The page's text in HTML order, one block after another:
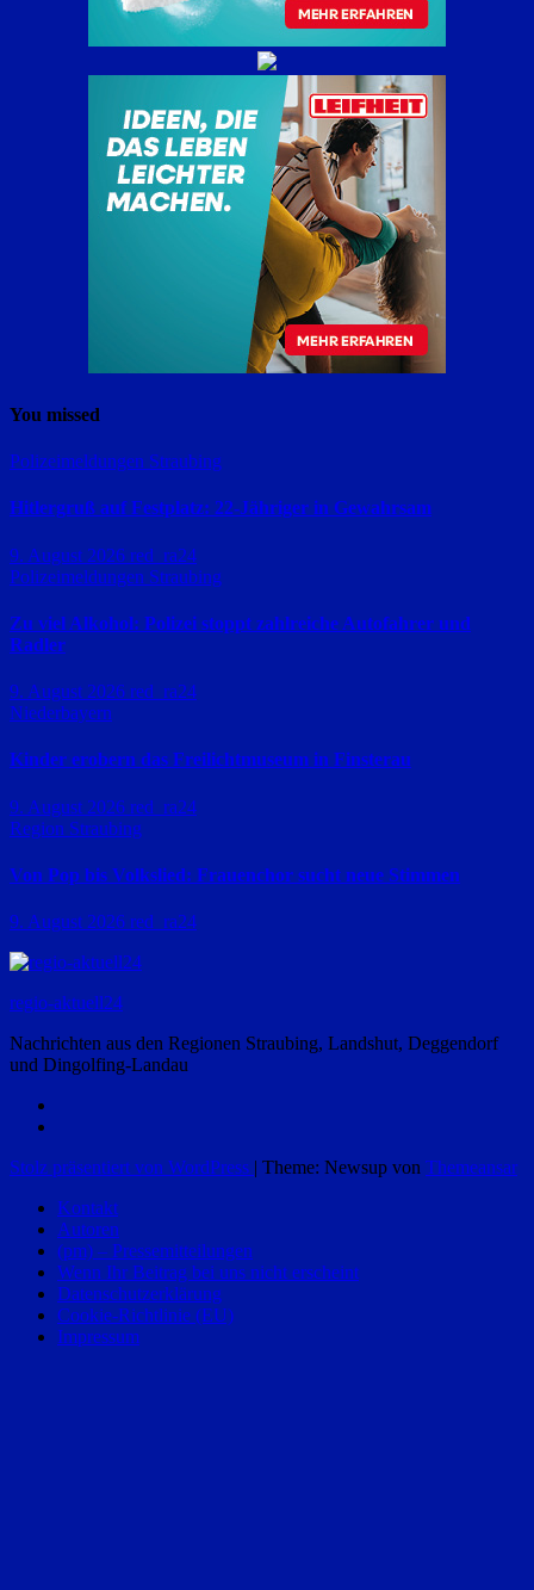
You missed
Polizeimeldungen Straubing
Hitlergruß auf Festplatz: 22-Jähriger in Gewahrsam
9. August 2026 red_ra24
Polizeimeldungen Straubing
Zu viel Alkohol: Polizei stoppt zahlreiche Autofahrer und
Radler
9. August 2026 red_ra24
Niederbayern
Kinder erobern das Freilichtmuseum in Finsterau
9. August 2026 red_ra24
Region Straubing
Von Pop bis Volkslied: Frauenchor sucht neue Stimmen
9. August 2026 red_ra24
regio-aktuell24
Nachrichten aus den Regionen Straubing, Landshut, Deggendorf
und Dingolfing-Landau
Stolz präsentiert von WordPress | Theme: Newsup von Themeansar
Kontakt
Autoren
(pm) – Pressemitteilungen
Wenn Ihr Beitrag bei uns nicht erscheint
Datenschutzerklärung
Cookie-Richtlinie (EU)
Impressum